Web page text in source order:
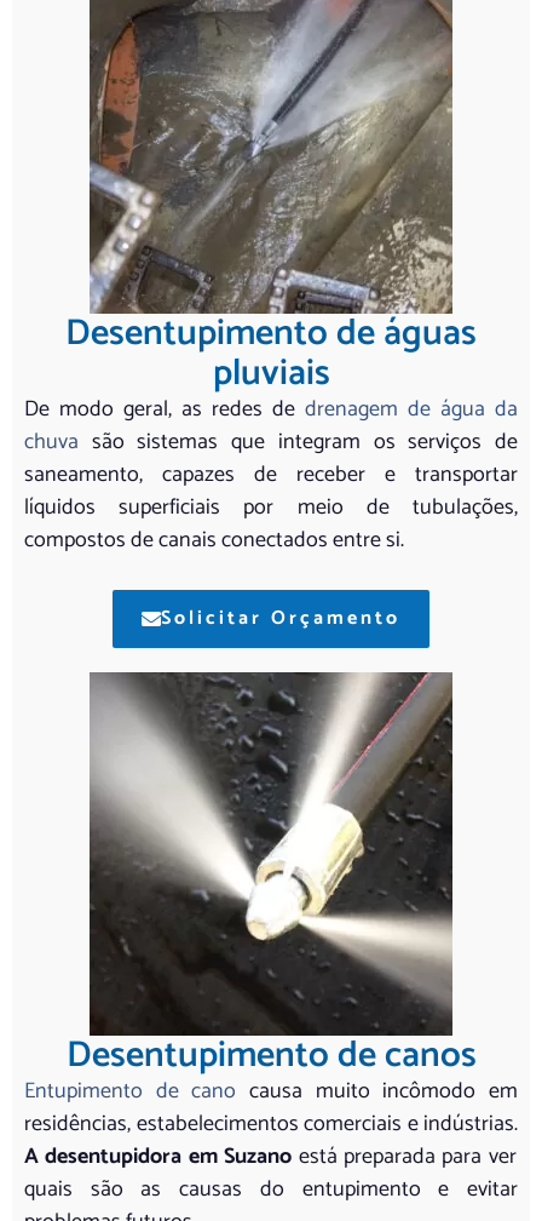
Desentupimento de águas
pluviais
De modo geral, as redes de drenagem de água da
chuva são sistemas que integram os serviços de
saneamento, capazes de receber e transportar
líquidos superficiais por meio de tubulações,
compostos de canais conectados entre si.
Solicitar Orçamento
Desentupimento de canos
Entupimento de cano causa muito incômodo em
residências, estabelecimentos comerciais e indústrias.
A desentupidora em Suzano está preparada para ver
quais são as causas do entupimento e evitar